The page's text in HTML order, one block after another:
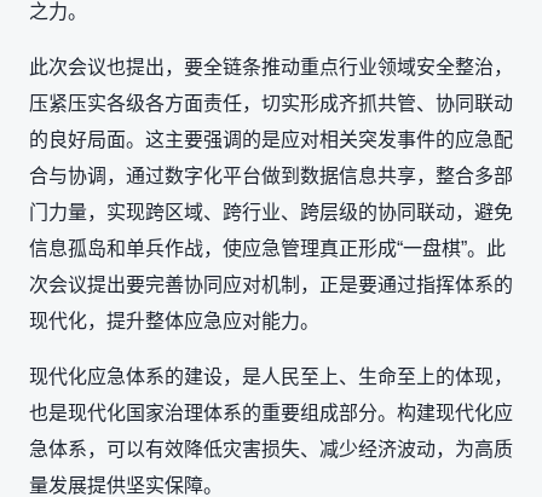
之力。
此次会议也提出，要全链条推动重点行业领域安全整治，
压紧压实各级各方面责任，切实形成齐抓共管、协同联动
的良好局面。这主要强调的是应对相关突发事件的应急配
合与协调，通过数字化平台做到数据信息共享，整合多部
门力量，实现跨区域、跨行业、跨层级的协同联动，避免
信息孤岛和单兵作战，使应急管理真正形成“一盘棋”。此
次会议提出要完善协同应对机制，正是要通过指挥体系的
现代化，提升整体应急应对能力。
现代化应急体系的建设，是人民至上、生命至上的体现，
也是现代化国家治理体系的重要组成部分。构建现代化应
急体系，可以有效降低灾害损失、减少经济波动，为高质
量发展提供坚实保障。